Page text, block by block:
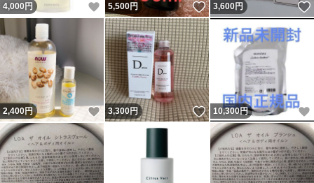
4,000 円 いいね！
5,500円 いいね！
3,600円
2,400円 いいね！
3,300 円 いいね！
10,300円